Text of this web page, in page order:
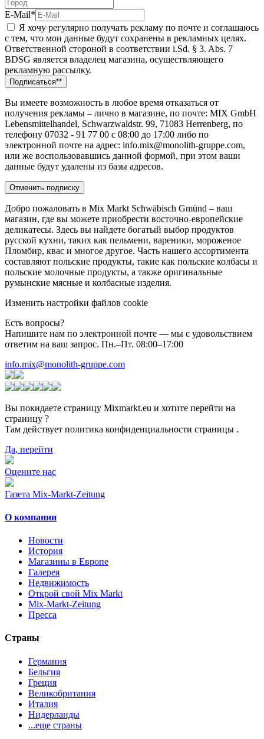
E-Mail*
Я хочу регулярно получать рекламу по почте и соглашаюсь
с тем, что мои данные будут сохранены в рекламных целях.
Ответственной стороной в соответствии i.Sd. § 3. Abs. 7
BDSG является владелец магазина, осуществляющего
рекламную рассылку.
Вы имеете возможность в любое время отказаться от
получения рекламы – лично в магазине, по почте: MIX GmbH
Lebensmittelhandel, Schwarzwaldstr. 99, 71083 Herrenberg, по
телефону 07032 - 91 77 00 c 08:00 до 17:00 либо по
электронной почте на адрес: info.mix@monolith-gruppe.com,
или же воспользовавшись данной формой, при этом ваши
данные будут удалены из базы адресов.
Добро пожаловать в Mix Markt Schwäbisch Gmünd – ваш
магазин, где вы можете приобрести восточно-европейские
деликатесы. Здесь вы найдете богатый выбор продуктов
русской кухни, таких как пельмени, вареники, мороженое
Пломбир, квас и многое другое. Часть нашего ассортимента
составляют польские продукты, такие как польские колбасы и
польские молочные продукты, а также оригинальные
румынские мясные и колбасные изделия.
Изменить настройки файлов cookie
Есть вопросы?
Напишите нам по электронной почте — мы с удовольствием
ответим на ваш запрос. Пн.–Пт. 08:00–17:00
info.mix@monolith-gruppe.com
Вы покидаете страницу Mixmarkt.eu и хотите перейти на
страницу ?
Там действует политика конфиденциальности страницы .
Да, перейти
Оцените нас
Газета Mix-Markt-Zeitung
О компании
Новости
История
Магазины в Европе
Галерея
Недвижимость
Открой свой Mix Markt
Mix-Markt-Zeitung
Пресса
Страны
Германия
Бельгия
Греция
Великобритания
Италия
Нидерланды
...еще страны